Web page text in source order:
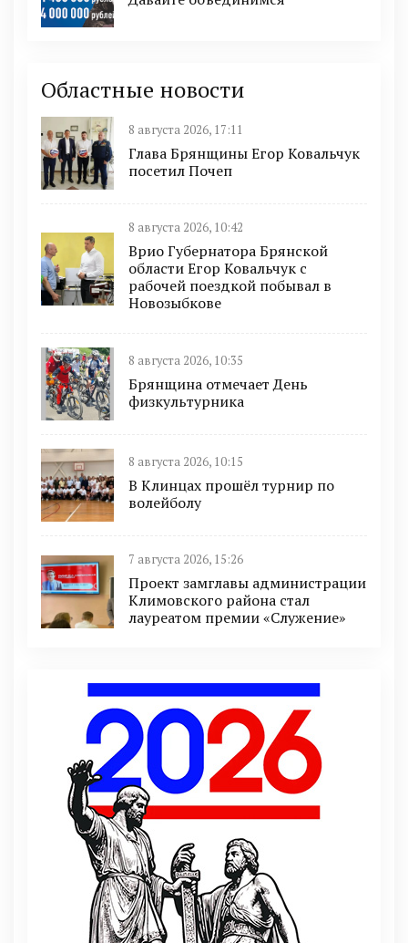
Областные новости
8 августа 2026, 17:11
Глава Брянщины Егор Ковальчук
посетил Почеп
8 августа 2026, 10:42
Врио Губернатора Брянской
области Егор Ковальчук с
рабочей поездкой побывал в
Новозыбкове
8 августа 2026, 10:35
Брянщина отмечает День
физкультурника
8 августа 2026, 10:15
В Клинцах прошёл турнир по
волейболу
7 августа 2026, 15:26
Проект замглавы администрации
Климовского района стал
лауреатом премии «Служение»